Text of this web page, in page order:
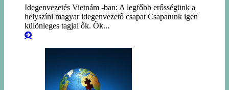
Idegenvezetés Vietnám -ban: A legfőbb erősségünk a
helyszíni magyar idegenvezető csapat Csapatunk igen
különleges tagjai ők. Ők...